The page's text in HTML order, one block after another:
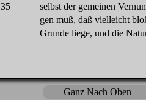
35
selbst der gemeinen
gen muß, daß vielleicht
Grunde liege, und die
Ganz Nach Oben